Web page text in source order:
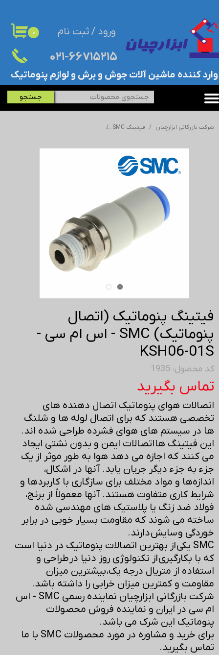
۰۲۱-۶۶۷۱۵۲۱۵​​​​​​​
جستجو
۰
​وارد کننده ماشین آلات جوش و برش و لوازم پنوماتیک
ورود / ثبت نام
حساب کاربری من
تغییر گذر واژه
خروج از حساب کاربری
شرکت بازرگانی ابزارچیان فیتینگ SMC
فیتینگ پنوماتیک (اتصال
پنوماتیک) SMC - اس ام سی -
KSH06-01S
کد محصول: 1935
تماس بگیرید
اتصالات هوای پنوماتیک اتصال دهنده های
تخصصی هستند که برای اتصال لوله ها و شلنگ
ها در سیستم های هوای فشرده طراحی شده اند.
این فیتینگ ها اتصالات ایمن و بدون نشتی ایجاد
می کنند که اجازه می دهد هوا به طور موثر از یک
جزء به جزء دیگر جریان یابد. آنها در اشکال،
اندازه‌ها و مواد مختلف برای سازگاری با کاربردها و
شرایط کاری متفاوت هستند. آنها معمولاً از برنج،
فولاد ضد زنگ یا پلاستیک های مهندسی شده
ساخته می شوند که مقاومت بسیار خوبی در برابر
خوردگی و سایش دارند.
SMC یکی از بهترین اتصالات پنوماتیک در دنیا است
که با بکارگیری از تکنولوژی روز دنیا در طراحی و
استفاده از متریال درجه یک، بیشترین میزان
مقاومت و کمترین میزان خرابی را داشته باشد.
شرکت بازرگانی ابزارچیان نماینده رسمی SMC - اس
ام سی در ایران و نماینده فروش محصولات
پنوماتیک این شرک می باشد.
برای خرید و مشاوره در مورد محصولات SMC با ما
تماس بگیرید.